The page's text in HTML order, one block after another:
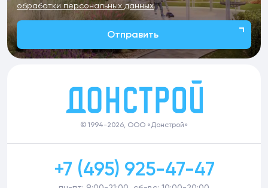
обработки персональных данных
Отправить
© 1994-2026, ООО «Донстрой»
+7 (495) 925-47-47